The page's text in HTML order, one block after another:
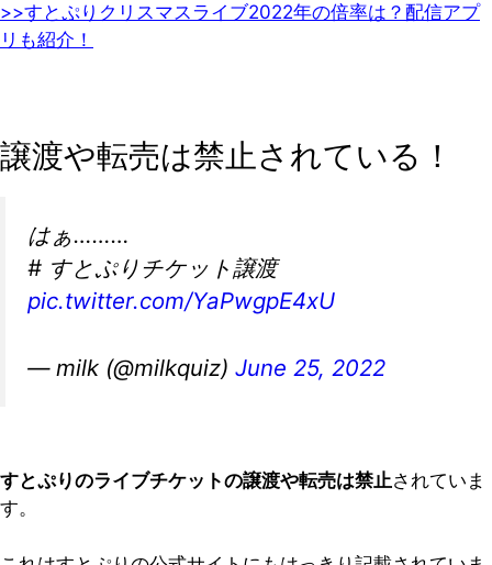
>>すとぷりクリスマスライブ2022年の倍率は？配信アプ
リも紹介！
譲渡や転売は禁止されている！
はぁ………
# すとぷりチケット譲渡
pic.twitter.com/YaPwgpE4xU
— milk (@milkquiz) June 25, 2022
すとぷりのライブチケットの譲渡や転売は禁止されていま
す。